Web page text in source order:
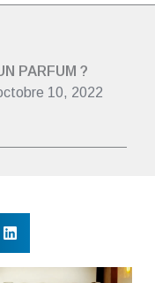
PARFUM ?
10, 2022